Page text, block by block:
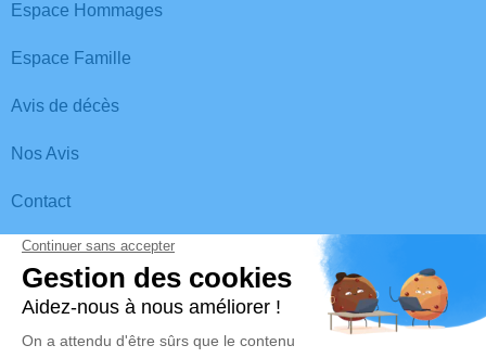
Espace Hommages
Espace Famille
Avis de décès
Nos Avis
Contact
Besoin d'aide ou vous avez des